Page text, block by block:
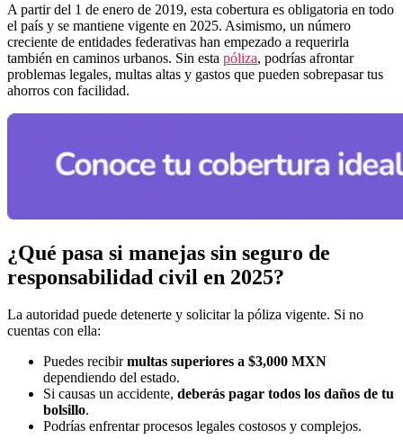
A partir del 1 de enero de 2019, esta cobertura es obligatoria en todo
el país y se mantiene vigente en 2025. Asimismo, un número
creciente de entidades federativas han empezado a requerirla
también en caminos urbanos. Sin esta póliza, podrías afrontar
problemas legales, multas altas y gastos que pueden sobrepasar tus
ahorros con facilidad.
¿Qué pasa si manejas sin seguro de
responsabilidad civil en 2025?
La autoridad puede detenerte y solicitar la póliza vigente. Si no
cuentas con ella:
Puedes recibirmultas superiores a $3,000 MXN
dependiendo del estado.
Si causas un accidente, deberás pagar todos los daños de tu
bolsillo.
Podrías enfrentar procesos legales costosos y complejos.